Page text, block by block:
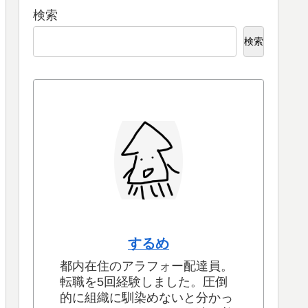
検索
検索
するめ
都内在住のアラフォー配達員。
転職を5回経験しました。圧倒
的に組織に馴染めないと分かっ